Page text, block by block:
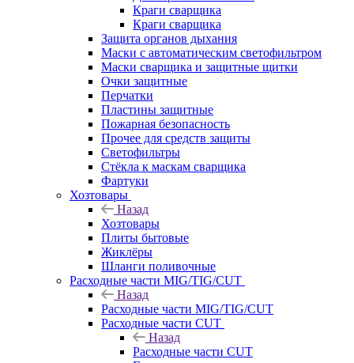
Краги сварщика
Краги сварщика
Защита органов дыхания
Маски с автоматическим светофильтром
Маски сварщика и защитные щитки
Очки защитные
Перчатки
Пластины защитные
Пожарная безопасность
Прочее для средств защиты
Светофильтры
Стёкла к маскам сварщика
Фартуки
Хозтовары
Назад
Хозтовары
Плиты бытовые
Жиклёры
Шланги поливочные
Расходные части MIG/TIG/CUT
Назад
Расходные части MIG/TIG/CUT
Расходные части CUT
Назад
Расходные части CUT